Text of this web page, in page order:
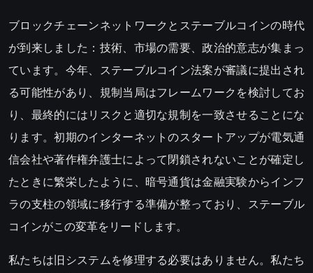
ブロックチェーンネットワークとステーブルコインの時代
が到来しました：技術、市場の需要、政治的意志が集まっ
ています。今年、ステーブルコイン法案が審議に提出され
る可能性があり、規制当局はフレームワークを検討してお
り、最終的にはリスクと適切な規制を一致させることにな
ります。初期のインターネットのスタートアップが電気通
信会社や著作権弁護士によって閉鎖されないことが確定し
たときに繁栄したように、暗号通貨は金融実験からインフ
ラの支柱の領域に移行する準備が整っており、ステーブル
コインがこの変革をリードします。
私たちは旧システムを修理する必要はありません。私たち